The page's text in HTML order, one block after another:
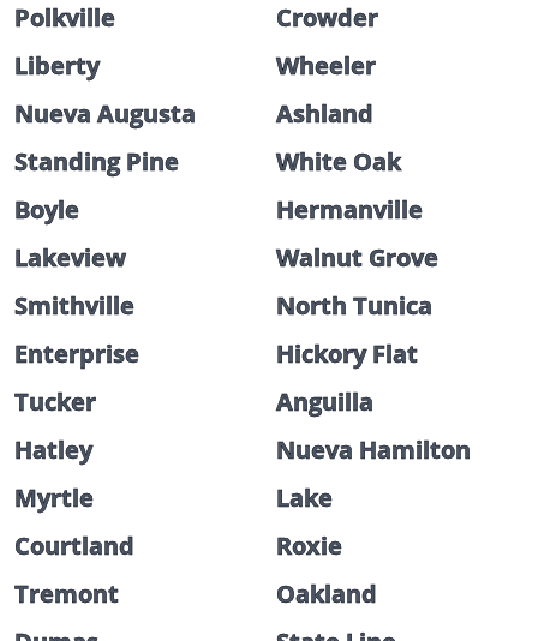
Polkville
Crowder
Liberty
Wheeler
Nueva Augusta
Ashland
Standing Pine
White Oak
Boyle
Hermanville
Lakeview
Walnut Grove
Smithville
North Tunica
Enterprise
Hickory Flat
Tucker
Anguilla
Hatley
Nueva Hamilton
Myrtle
Lake
Courtland
Roxie
Tremont
Oakland